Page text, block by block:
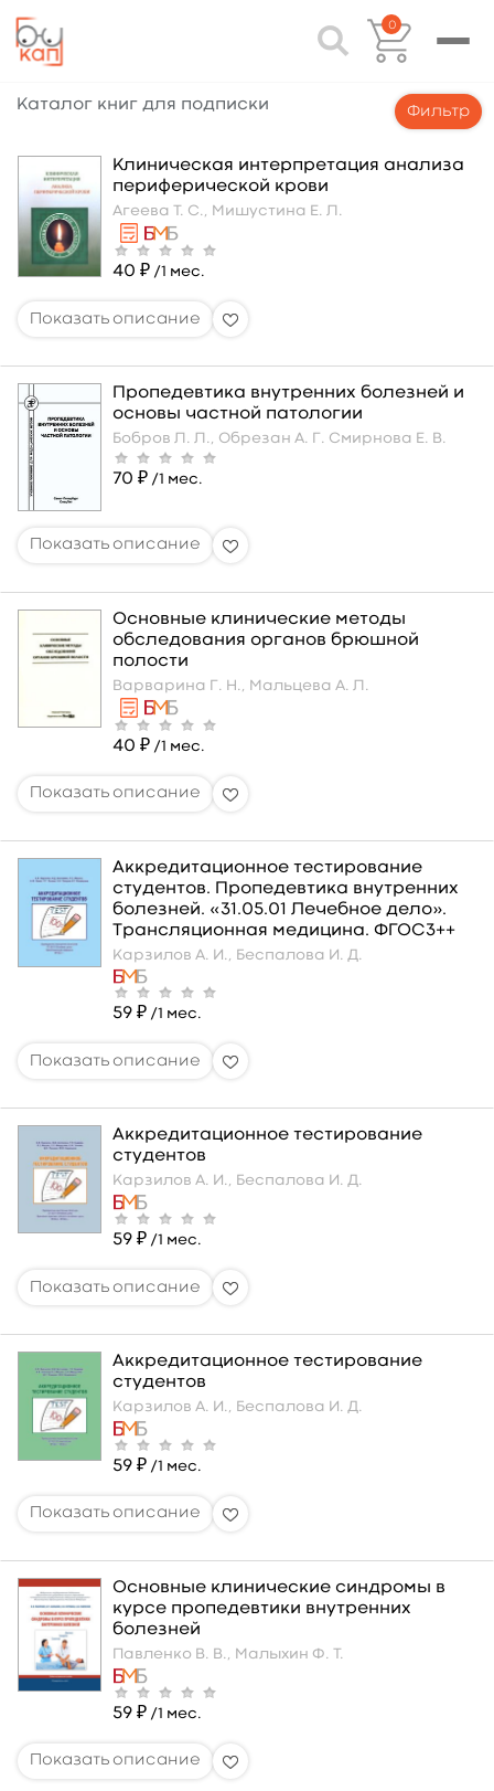
0
Каталог книг для подписки Фильтр
Клиническая интерпретация анализа
периферической крови
Агеева Т. С., Мишустина Е. Л.
40 ₽ /1 мес.
Пропедевтика внутренних болезней и
основы частной патологии
Бобров Л. Л., Обрезан А. Г. Смирнова Е. В.
70 ₽ /1 мес.
Основные клинические методы
обследования органов брюшной
полости
Варварина Г. Н., Мальцева А. Л.
40 ₽ /1 мес.
Аккредитационное тестирование
студентов. Пропедевтика внутренних
болезней. «31.05.01 Лечебное дело».
Трансляционная медицина. ФГОС3++
Карзилов А. И., Беспалова И. Д.
59 ₽ /1 мес.
Аккредитационное тестирование
студентов
Карзилов А. И., Беспалова И. Д.
59 ₽ /1 мес.
Аккредитационное тестирование
студентов
Карзилов А. И., Беспалова И. Д.
59 ₽ /1 мес.
Основные клинические синдромы в
курсе пропедевтики внутренних
болезней
Павленко В. В., Малыхин Ф. Т.
59 ₽ /1 мес.